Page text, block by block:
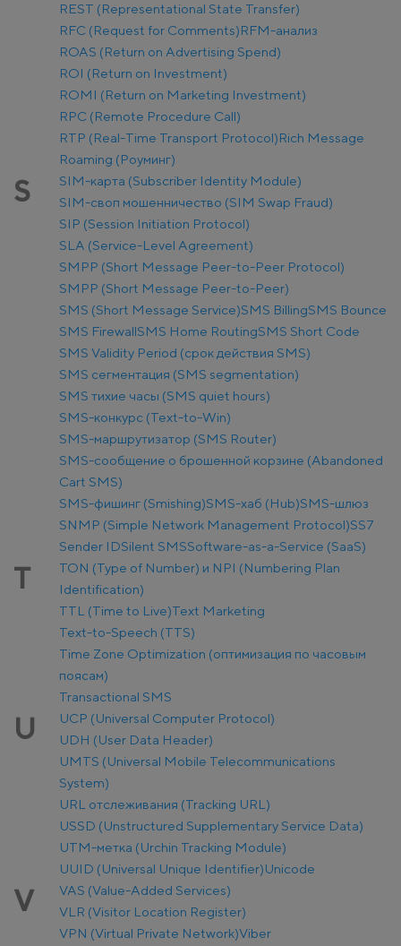
REST (Representational State Transfer)
RFC (Request for Comments)RFM-анализ
ROAS (Return on Advertising Spend)
ROI (Return on Investment)
ROMI (Return on Marketing Investment)
RPC (Remote Procedure Call)
RTP (Real-Time Transport Protocol)Rich Message
Roaming (Роуминг)
S
SIM-карта (Subscriber Identity Module)
SIM-своп мошенничество (SIM Swap Fraud)
SIP (Session Initiation Protocol)
SLA (Service-Level Agreement)
SMPP (Short Message Peer-to-Peer Protocol)
SMPP (Short Message Peer-to-Peer)
SMS (Short Message Service)SMS BillingSMS Bounce
SMS FirewallSMS Home RoutingSMS Short Code
SMS Validity Period (срок действия SMS)
SMS сегментация (SMS segmentation)
SMS тихие часы (SMS quiet hours)
SMS-конкурс (Text-to-Win)
SMS-маршрутизатор (SMS Router)
SMS-сообщение о брошенной корзине (Abandoned
Cart SMS)
SMS-фишинг (Smishing)SMS-хаб (Hub)SMS-шлюз
SNMP (Simple Network Management Protocol)SS7
Sender IDSilent SMSSoftware-as-a-Service (SaaS)
T
TON (Type of Number) и NPI (Numbering Plan
Identification)
TTL (Time to Live)Text Marketing
Text-to-Speech (TTS)
Time Zone Optimization (оптимизация по часовым
поясам)
Transactional SMS
U
UCP (Universal Computer Protocol)
UDH (User Data Header)
UMTS (Universal Mobile Telecommunications
System)
URL отслеживания (Tracking URL)
USSD (Unstructured Supplementary Service Data)
UTM-метка (Urchin Tracking Module)
UUID (Universal Unique Identifier)Unicode
V
VAS (Value-Added Services)
VLR (Visitor Location Register)
VPN (Virtual Private Network)Viber